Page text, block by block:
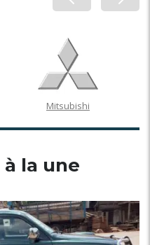
Mitsubishi
à la une
5